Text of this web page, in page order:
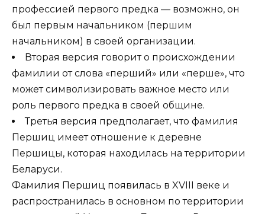
профессией первого предка — возможно, он
был первым начальником (першим
начальником) в своей организации.
Вторая версия говорит о происхождении
фамилии от слова «перший» или «перше», что
может символизировать важное место или
роль первого предка в своей общине.
Третья версия предполагает, что фамилия
Першиц имеет отношение к деревне
Першицы, которая находилась на территории
Беларуси.
Фамилия Першиц появилась в XVIII веке и
распространилась в основном по территории